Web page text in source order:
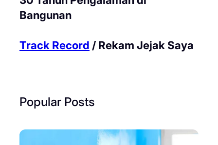
Bangunan
Track Record / Rekam Jejak Saya
Popular Posts